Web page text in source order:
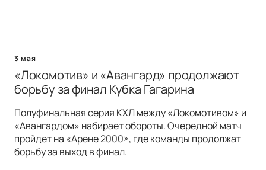
3 мая
«Локомотив» и «Авангард» продолжают
борьбу за финал Кубка Гагарина
Полуфинальная серия КХЛ между «Локомотивом» и
«Авангардом» набирает обороты. Очередной матч
пройдет на «Арене 2000», где команды продолжат
борьбу за выход в финал.